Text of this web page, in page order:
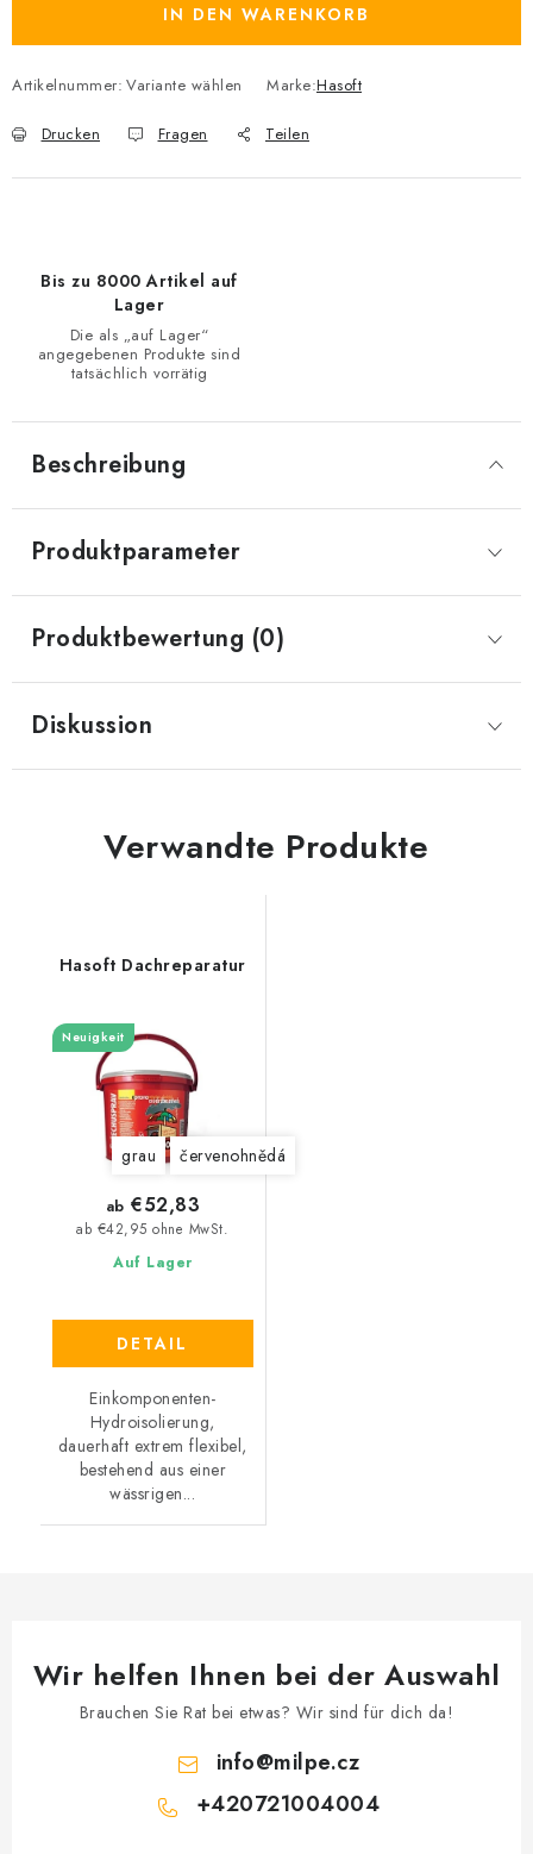
IN DEN WARENKORB
Artikelnummer: Variante wählen Marke:Hasoft
Drucken Fragen Teilen
Bis zu 8000 Artikel auf
Lager
Die als „auf Lager“
angegebenen Produkte sind
tatsächlich vorrätig
Beschreibung
Produktparameter
Produktbewertung (0)
Diskussion
Verwandte Produkte
Hasoft Dachreparatur
Neuigkeit
grau červenohnědá
Auf Lager
ab €42,95 ohne MwSt.
ab €52,83
DETAIL
Einkomponenten-
Hydroisolierung,
dauerhaft extrem flexibel,
bestehend aus einer
wässrigen...
Wir helfen Ihnen bei der Auswahl
Brauchen Sie Rat bei etwas? Wir sind für dich da!
info@milpe.cz
+420721004004